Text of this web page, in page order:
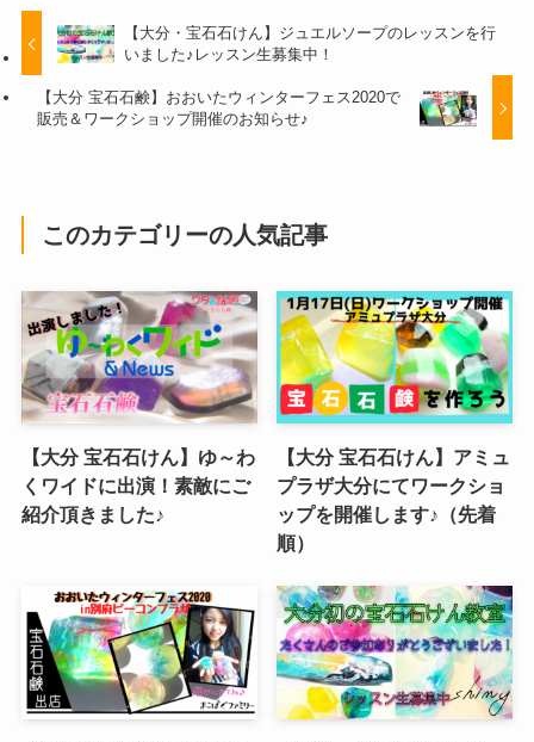
【大分・宝石石けん】ジュエルソープのレッスンを行
いました♪レッスン生募集中！
【大分 宝石石鹸】おおいたウィンターフェス2020で
販売＆ワークショップ開催のお知らせ♪
このカテゴリーの人気記事
【大分 宝石石けん】ゆ～わ
くワイドに出演！素敵にご
紹介頂きました♪
【大分 宝石石けん】アミュ
プラザ大分にてワークショ
ップを開催します♪（先着
順）